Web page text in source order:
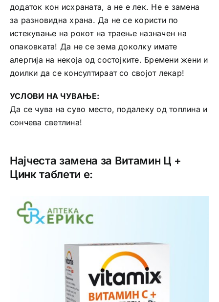
додаток кон исхраната, а не е лек. Не е замена
за разновидна храна. Да не се користи по
истекување на рокот на траење назначен на
опаковката! Да не се зема доколку имате
алергија на некоја од состојките. Бремени жени и
доилки да се консултираат со својот лекар!
УСЛОВИ НА ЧУВАЊЕ:
Да се чува на суво место, подалеку од топлина и
сончева светлина!
Најчеста замена за Витамин Ц +
Цинк таблети е: